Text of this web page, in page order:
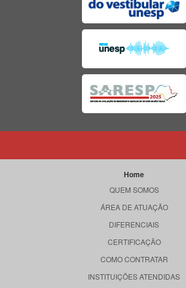
Home
QUEM SOMOS
ÁREA DE ATUAÇÃO
DIFERENCIAIS
CERTIFICAÇÃO
COMO CONTRATAR
INSTITUIÇÕES ATENDIDAS